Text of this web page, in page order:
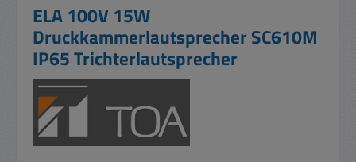
ELA 100V 15W
Druckkammerlautsprecher SC610M
IP65 Trichterlautsprecher